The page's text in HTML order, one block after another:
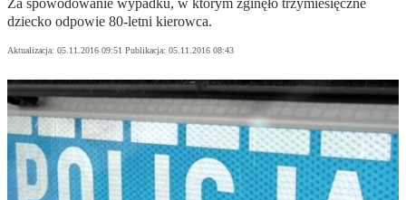
Za spowodowanie wypadku, w którym zginęło trzymiesięczne
dziecko odpowie 80-letni kierowca.
Aktualizacja: 05.11.2016 09:51 Publikacja: 05.11.2016 08:43